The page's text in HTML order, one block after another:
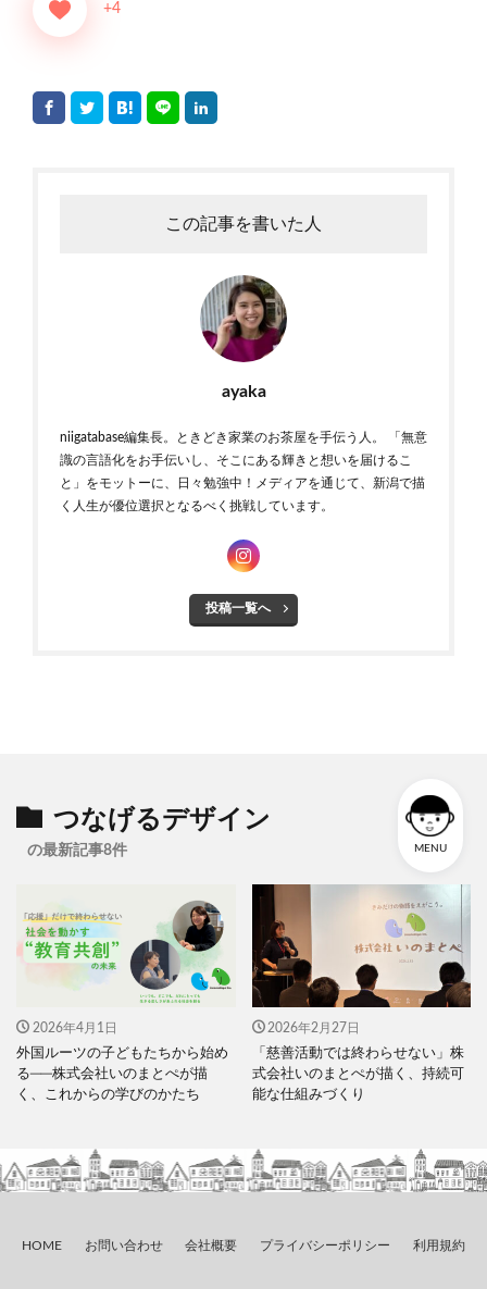
+4
この記事を書いた人
ayaka
niigatabase編集長。ときどき家業のお茶屋を手伝う人。 「無意
識の言語化をお手伝いし、そこにある輝きと想いを届けるこ
と」をモットーに、日々勉強中！メディアを通じて、新潟で描
く人生が優位選択となるべく挑戦しています。
投稿一覧へ
つなげるデザイン
の最新記事8件
2026年4月1日
外国ルーツの子どもたちから始め
る──株式会社いのまとぺが描
く、これからの学びのかたち
2026年2月27日
「慈善活動では終わらせない」株
式会社いのまとぺが描く、持続可
能な仕組みづくり
HOME お問い合わせ 会社概要 プライバシーポリシー 利用規約
MENU